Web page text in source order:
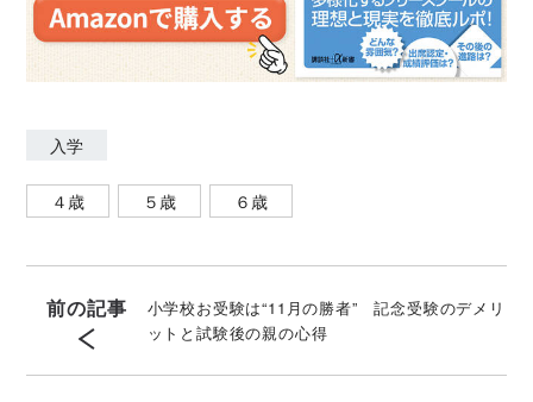
入学
４歳 ５歳 ６歳
前の記事
小学校お受験は“11月の勝者” 記念受験のデメリ
ットと試験後の親の心得